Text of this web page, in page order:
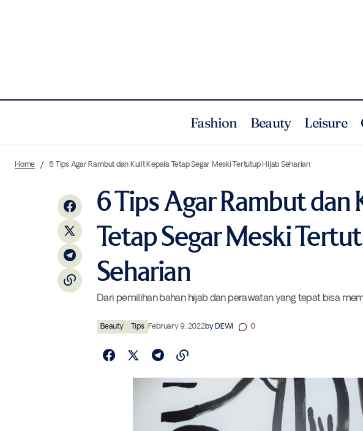
Fashion Beauty Leisure
Treatment Estetika Non-Skincare Untuk
Atasi Masalah Kulit di Area Mata
Beauty Tips 6 Tips Agar
Home 6 Tips Agar Rambut dan Kulit Kepala Tetap Segar Meski Tertutup Hijab Seharian
6 Tips Agar Rambut dan
Tetap Segar Meski
Seharian
Dari pemilihan bahan hijab dan perawatan yang tepat bisa
Beauty Tips February 9, 2022byDEWI 0